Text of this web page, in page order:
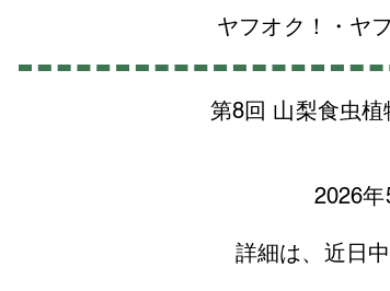
ヤフオク！・ヤ
第8回 山梨食虫
2026
詳細は、近日